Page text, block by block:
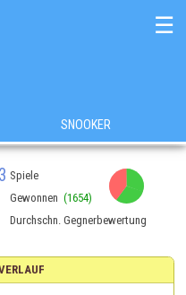
☰
SNOOKER
Spiele
Gewonnen (1654)
Durchschn. Gegnerbewertung